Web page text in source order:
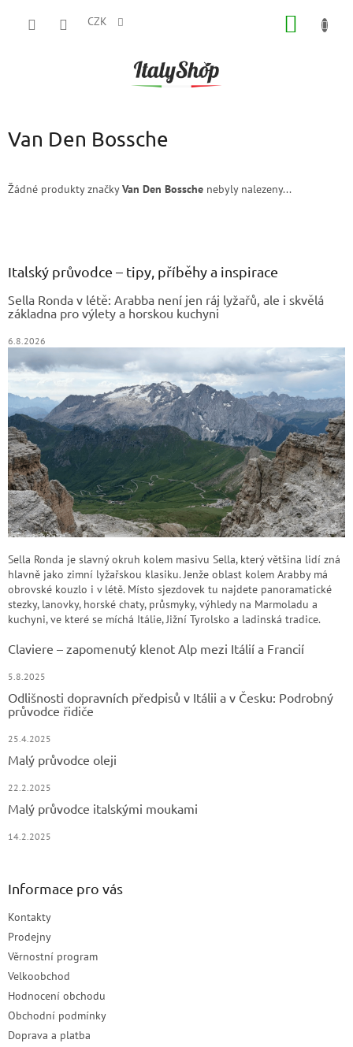
CZK
Van Den Bossche
Žádné produkty značkyVan Den Bossche nebyly nalezeny...
Italský průvodce – tipy, příběhy a inspirace
Sella Ronda v létě: Arabba není jen ráj lyžařů, ale i skvělá
základna pro výlety a horskou kuchyni
6.8.2026
Sella Ronda je slavný okruh kolem masivu Sella, který většina lidí zná
hlavně jako zimní lyžařskou klasiku. Jenže oblast kolem Arabby má
obrovské kouzlo i v létě. Místo sjezdovek tu najdete panoramatické
stezky, lanovky, horské chaty, průsmyky, výhledy na Marmoladu a
kuchyni, ve které se míchá Itálie, Jižní Tyrolsko a ladinská tradice.
Claviere – zapomenutý klenot Alp mezi Itálií a Francií
5.8.2025
Odlišnosti dopravních předpisů v Itálii a v Česku: Podrobný
průvodce řidiče
25.4.2025
Malý průvodce oleji
22.2.2025
Malý průvodce italskými moukami
14.2.2025
Informace pro vás
Kontakty
Prodejny
Věrnostní program
Velkoobchod
Hodnocení obchodu
Obchodní podmínky
Doprava a platba